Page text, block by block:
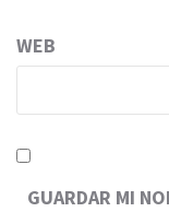
WEB
GUARDAR MI